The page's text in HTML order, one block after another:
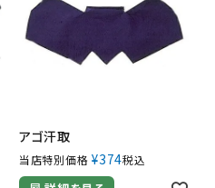
アゴ汗取
当店特別価格 ¥374税込